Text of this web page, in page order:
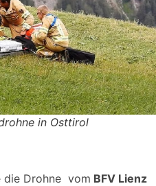
in Osttirol
die Drohne vom BFV Lienz